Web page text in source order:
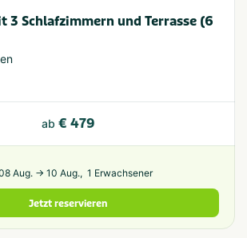
3 Schlafzimmern und Terrasse (6
ab € 479
Aug. → 10 Aug., 1 Erwachsener
Jetzt reservieren